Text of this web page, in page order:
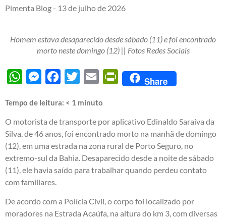
Pimenta Blog - 13 de julho de 2026
Homem estava desaparecido desde sábado (11) e foi encontrado
morto neste domingo (12) || Fotos Redes Sociais
WhatsAppMessengerFacebook
Twitter Email PrintFriendly
Share
Tempo de leitura: < 1 minuto
O motorista de transporte por aplicativo Edinaldo Saraiva da
Silva, de 46 anos, foi encontrado morto na manhã de domingo
(12), em uma estrada na zona rural de Porto Seguro, no
extremo-sul da Bahia. Desaparecido desde a noite de sábado
(11), ele havia saído para trabalhar quando perdeu contato
com familiares.
De acordo com a Polícia Civil, o corpo foi localizado por
moradores na Estrada Acaúfa, na altura do km 3, com diversas